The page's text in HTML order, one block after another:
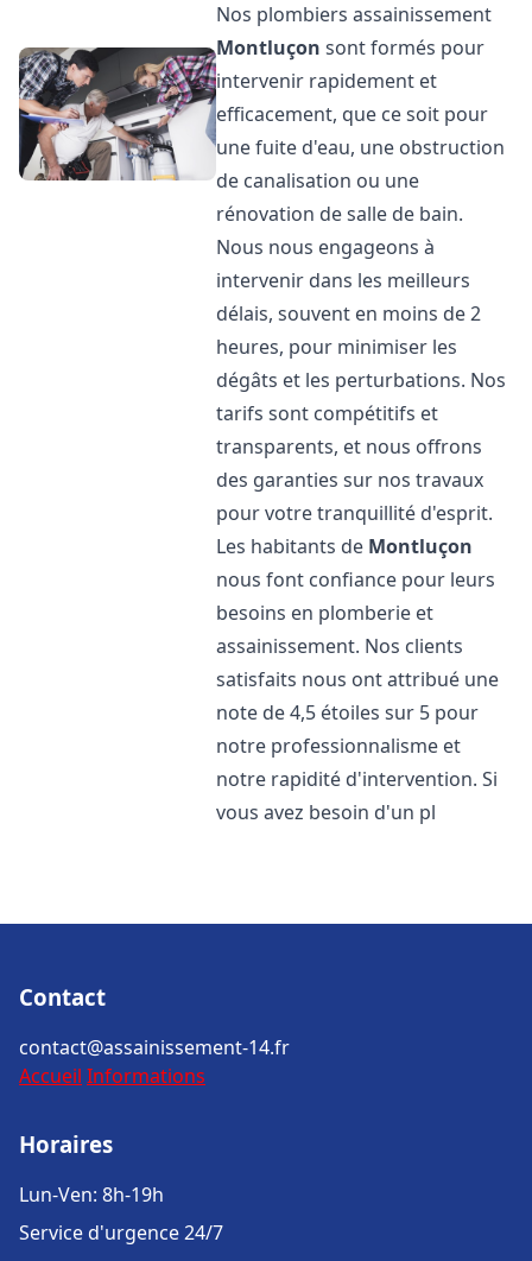
Nos plombiers assainissement
Montluçon sont formés pour
intervenir rapidement et
efficacement, que ce soit pour
une fuite d'eau, une obstruction
de canalisation ou une
rénovation de salle de bain.
Nous nous engageons à
intervenir dans les meilleurs
délais, souvent en moins de 2
heures, pour minimiser les
dégâts et les perturbations. Nos
tarifs sont compétitifs et
transparents, et nous offrons
des garanties sur nos travaux
pour votre tranquillité d'esprit.
Les habitants de Montluçon
nous font confiance pour leurs
besoins en plomberie et
assainissement. Nos clients
satisfaits nous ont attribué une
note de 4,5 étoiles sur 5 pour
notre professionnalisme et
notre rapidité d'intervention. Si
vous avez besoin d'un pl
Contact
contact@assainissement-14.fr
Accueil Informations
Horaires
Lun-Ven: 8h-19h
Service d'urgence 24/7